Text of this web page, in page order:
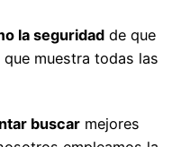
la seguridad de que
muestra todas las
buscar mejores